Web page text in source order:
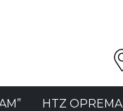
HTZ OPREMA